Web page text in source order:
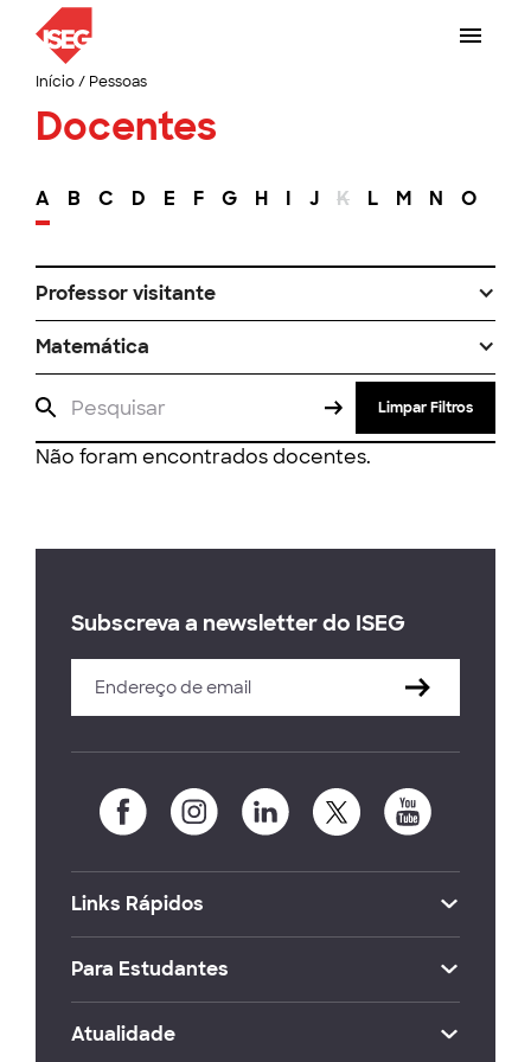
Início/ Pessoas
Docentes
A B C D E F G H I J K L M N O
Professor visitante
Matemática
Limpar Filtros
Não foram encontrados docentes.
Subscreva a newsletter do ISEG
Links Rápidos
Para Estudantes
Atualidade